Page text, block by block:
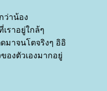
ว่าน้อง
ราอยู่ใกล้ๆ
มาจนโตจริงๆ อิอิ
องตัวเองมากอยู่